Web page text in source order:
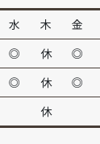
水 木 金
◎ 休 ◎
◎ 休 ◎
休